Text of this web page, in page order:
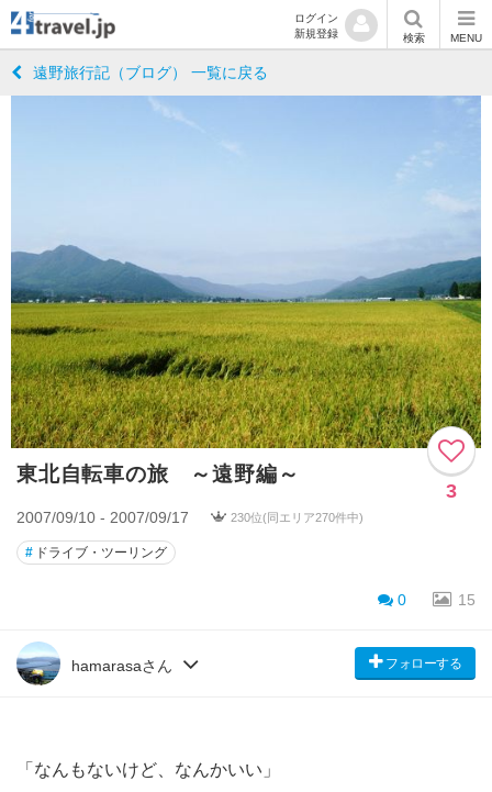
ログイン
新規登録
検索 MENU
遠野旅行記（ブログ） 一覧に戻る
東北自転車の旅 ～遠野編～
3
2007/09/10 - 2007/09/17 230位(同エリア270件中)
# ドライブ・ツーリング
0 15
hamarasaさん フォローする
「なんもないけど、なんかいい」